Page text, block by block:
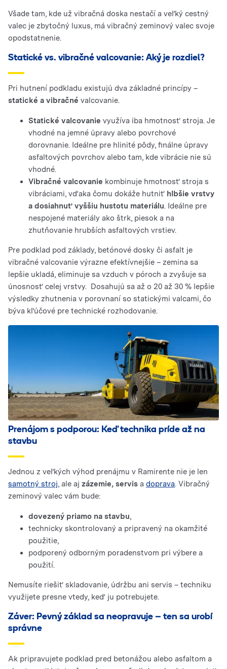
Všade tam, kde už vibračná doska nestačí a veľký cestný
valec je zbytočný luxus, má vibračný zeminový valec svoje
opodstatnenie.
Statické vs. vibračné valcovanie: Aký je rozdiel?
Pri hutnení podkladu existujú dva základné princípy –
statické a vibračné valcovanie.
Statické valcovanie využíva iba hmotnosť stroja. Je
vhodné na jemné úpravy alebo povrchové
dorovnanie. Ideálne pre hlinité pôdy, finálne úpravy
asfaltových povrchov alebo tam, kde vibrácie nie sú
vhodné.
Vibračné valcovanie kombinuje hmotnosť stroja s
vibráciami, vďaka čomu dokáže hutniť hlbšie vrstvy
a dosiahnuť vyššiu hustotu materiálu. Ideálne pre
nespojené materiály ako štrk, piesok a na
zhutňovanie hrubších asfaltových vrstiev.
Pre podklad pod základy, betónové dosky či asfalt je
vibračné valcovanie výrazne efektívnejšie – zemina sa
lepšie ukladá, eliminuje sa vzduch v póroch a zvyšuje sa
únosnosť celej vrstvy. Dosahujú sa až o 20 až 30 % lepšie
výsledky zhutnenia v porovnaní so statickými valcami, čo
býva kľúčové pre technické rozhodovanie.
Prenájom s podporou: Keď technika príde až na
stavbu
Jednou z veľkých výhod prenájmu v Ramirente nie je len
samotný stroj, ale aj zázemie, servis a doprava. Vibračný
zeminový valec vám bude:
dovezený priamo na stavbu,
technicky skontrolovaný a pripravený na okamžité
použitie,
podporený odborným poradenstvom pri výbere a
použití.
Nemusíte riešiť skladovanie, údržbu ani servis – techniku
využijete presne vtedy, keď ju potrebujete.
Záver: Pevný základ sa neopravuje – ten sa urobí
správne
Ak pripravujete podklad pred betonážou alebo asfaltom a